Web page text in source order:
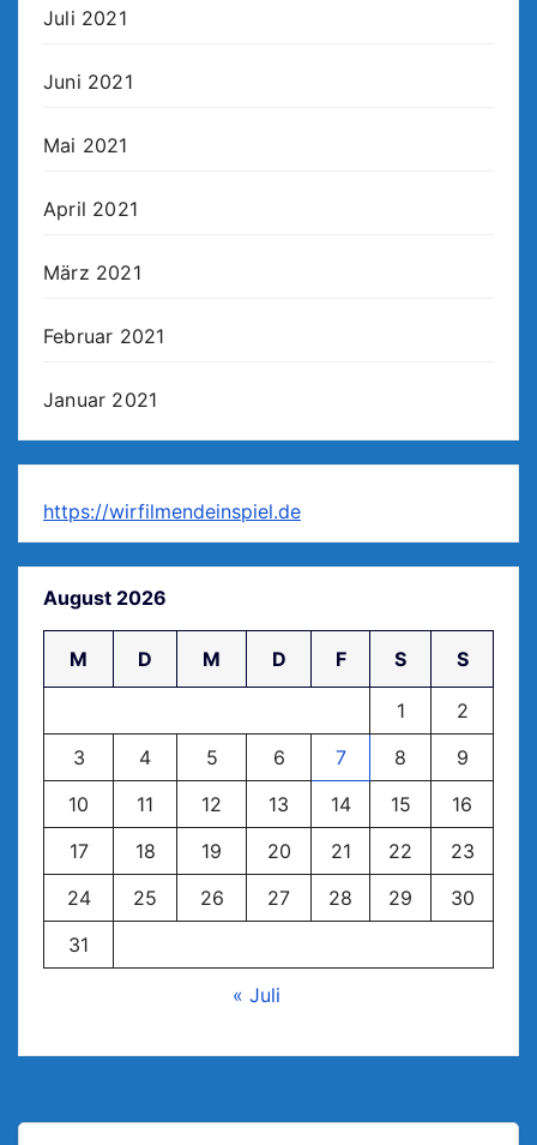
Juli 2021
Juni 2021
Mai 2021
April 2021
März 2021
Februar 2021
Januar 2021
https://wirfilmendeinspiel.de
August 2026
M D M D F S S
1
2
3
4 5 6 7 8
9
10
11 12 13 14 15
16
17
18 19 20 21 22
23
24
25 26 27 28 29
30
31
« Juli